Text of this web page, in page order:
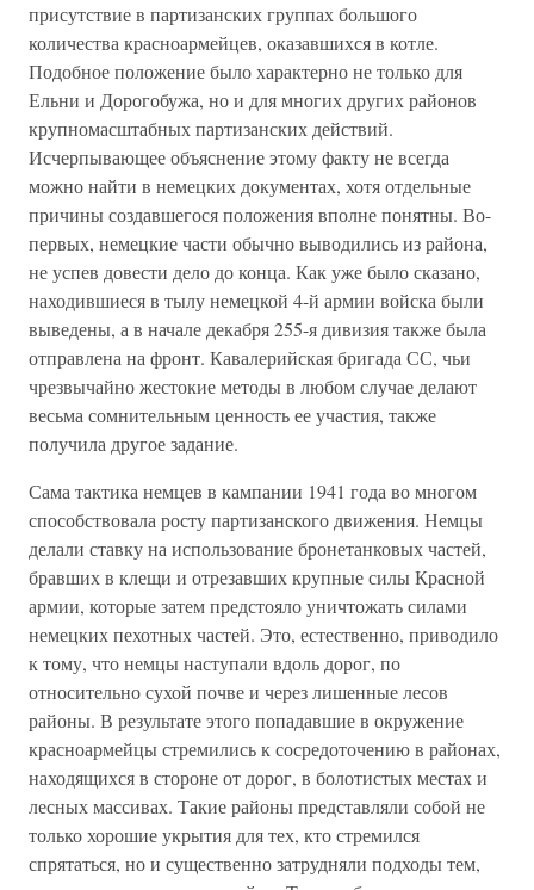
присутствие в партизанских группах большого
количества красноармейцев, оказавшихся в котле.
Подобное положение было характерно не только для
Ельни и Дорогобужа, но и для многих других районов
крупномасштабных партизанских действий.
Исчерпывающее объяснение этому факту не всегда
можно найти в немецких документах, хотя отдельные
причины создавшегося положения вполне понятны. Во-
первых, немецкие части обычно выводились из района,
не успев довести дело до конца. Как уже было сказано,
находившиеся в тылу немецкой 4-й армии войска были
выведены, а в начале декабря 255-я дивизия также была
отправлена на фронт. Кавалерийская бригада СС, чьи
чрезвычайно жестокие методы в любом случае делают
весьма сомнительным ценность ее участия, также
получила другое задание.
Сама тактика немцев в кампании 1941 года во многом
способствовала росту партизанского движения. Немцы
делали ставку на использование бронетанковых частей,
бравших в клещи и отрезавших крупные силы Красной
армии, которые затем предстояло уничтожать силами
немецких пехотных частей. Это, естественно, приводило
к тому, что немцы наступали вдоль дорог, по
относительно сухой почве и через лишенные лесов
районы. В результате этого попадавшие в окружение
красноармейцы стремились к сосредоточению в районах,
находящихся в стороне от дорог, в болотистых местах и
лесных массивах. Такие районы представляли собой не
только хорошие укрытия для тех, кто стремился
спрятаться, но и существенно затрудняли подходы тем,